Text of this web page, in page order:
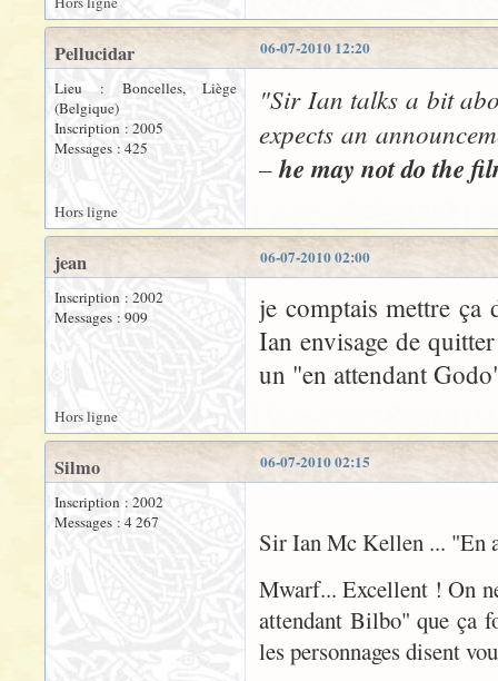
06-07-2010 12:20
Pellucidar
Lieu : Boncelles, Liège
(Belgique)
Inscription : 2005
Messages : 425
"Sir Ian talks a bit
expects an
–he may not do the
Hors ligne
06-07-2010 02:00
jean
Inscription : 2002
Messages : 909
je comptais mettre ça
Ian envisage de
un "en attendant
Hors ligne
06-07-2010 02:15
Silmo
Inscription : 2002
Messages : 4 267
Sir Ian Mc Kellen ... "En
Mwarf... Excellent ! On
attendant Bilbo" que ça
les personnages disent